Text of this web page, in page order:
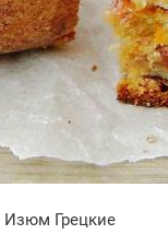
Изюм Грецкие